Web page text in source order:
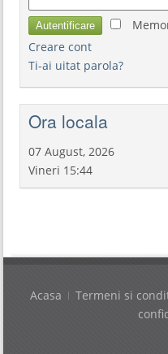
Creare cont
Ti-ai uitat parola?
Ora locala
07 August, 2026
Vineri 15:44
Acasa Termeni si